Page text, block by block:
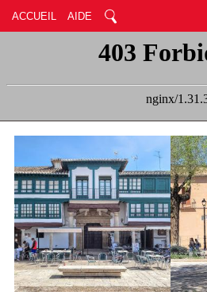
ACCUEIL AIDE